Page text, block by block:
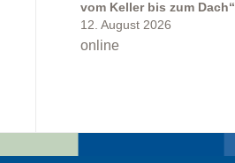
vom Keller bis zum Dach“
12. August 2026
online